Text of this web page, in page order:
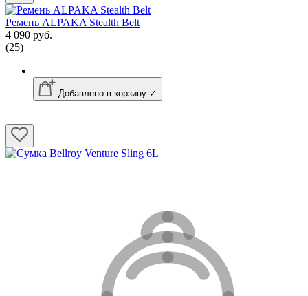
Ремень ALPAKA Stealth Belt
4 090 руб.
(25)
Добавлено в корзину ✓